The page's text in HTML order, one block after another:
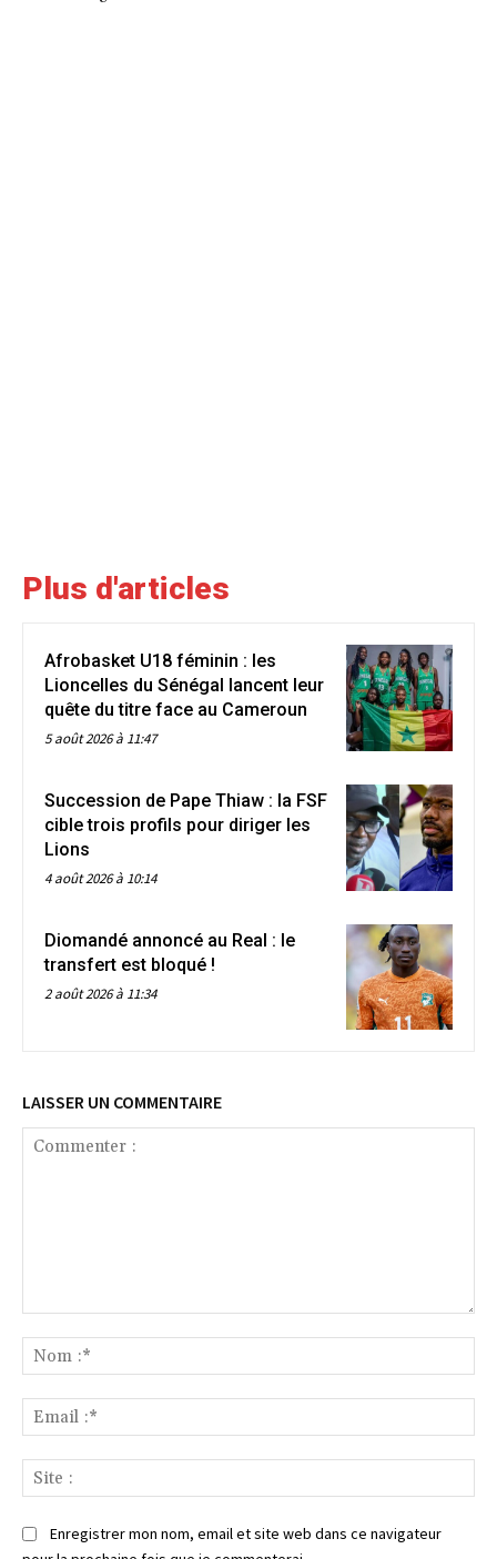
Plus d'articles
Afrobasket U18 féminin : les
Lioncelles du Sénégal lancent leur
quête du titre face au Cameroun
5 août 2026 à 11:47
Succession de Pape Thiaw : la FSF
cible trois profils pour diriger les
Lions
4 août 2026 à 10:14
Diomandé annoncé au Real : le
transfert est bloqué !
2 août 2026 à 11:34
LAISSER UN COMMENTAIRE
:*
:*
:
Enregistrer mon nom, email et site web dans ce navigateur